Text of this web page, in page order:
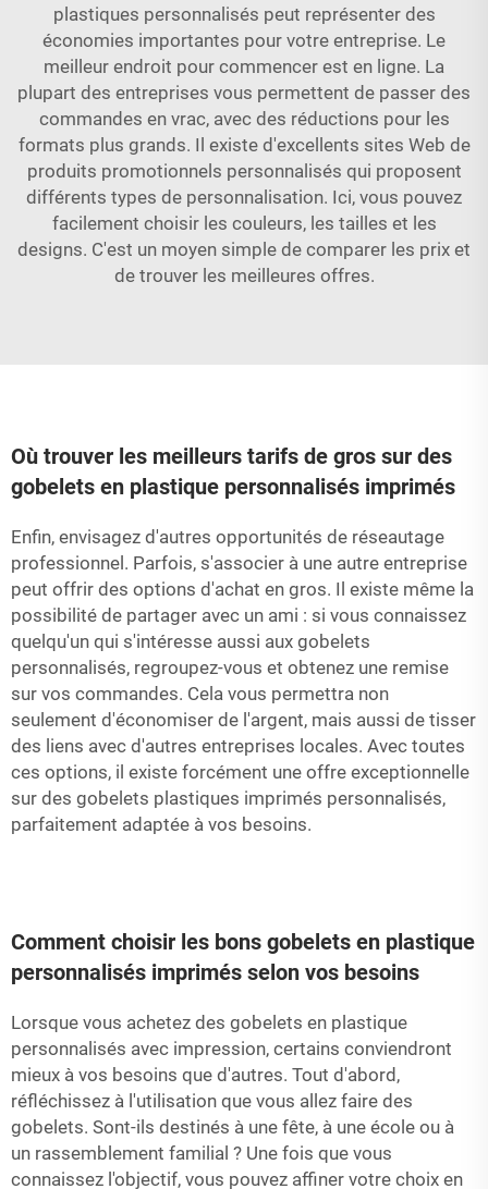
plastiques personnalisés peut représenter des
économies importantes pour votre entreprise. Le
meilleur endroit pour commencer est en ligne. La
plupart des entreprises vous permettent de passer des
commandes en vrac, avec des réductions pour les
formats plus grands. Il existe d'excellents sites Web de
produits promotionnels personnalisés qui proposent
différents types de personnalisation. Ici, vous pouvez
facilement choisir les couleurs, les tailles et les
designs. C'est un moyen simple de comparer les prix et
de trouver les meilleures offres.
Où trouver les meilleurs tarifs de gros sur des
gobelets en plastique personnalisés imprimés
Enfin, envisagez d'autres opportunités de réseautage
professionnel. Parfois, s'associer à une autre entreprise
peut offrir des options d'achat en gros. Il existe même la
possibilité de partager avec un ami : si vous connaissez
quelqu'un qui s'intéresse aussi aux gobelets
personnalisés, regroupez-vous et obtenez une remise
sur vos commandes. Cela vous permettra non
seulement d'économiser de l'argent, mais aussi de tisser
des liens avec d'autres entreprises locales. Avec toutes
ces options, il existe forcément une offre exceptionnelle
sur des gobelets plastiques imprimés personnalisés,
parfaitement adaptée à vos besoins.
Comment choisir les bons gobelets en plastique
personnalisés imprimés selon vos besoins
Lorsque vous achetez des gobelets en plastique
personnalisés avec impression, certains conviendront
mieux à vos besoins que d'autres. Tout d'abord,
réfléchissez à l'utilisation que vous allez faire des
gobelets. Sont-ils destinés à une fête, à une école ou à
un rassemblement familial ? Une fois que vous
connaissez l'objectif, vous pouvez affiner votre choix en